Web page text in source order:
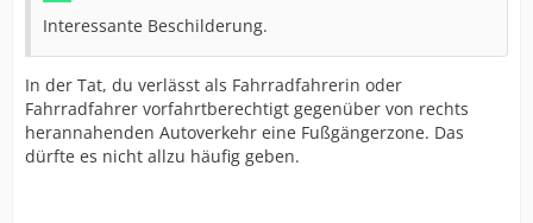
Interessante Beschilderung.
In der Tat, du verlässt als Fahrradfahrerin oder
Fahrradfahrer vorfahrtberechtigt gegenüber von rechts
herannahenden Autoverkehr eine Fußgängerzone. Das
dürfte es nicht allzu häufig geben.